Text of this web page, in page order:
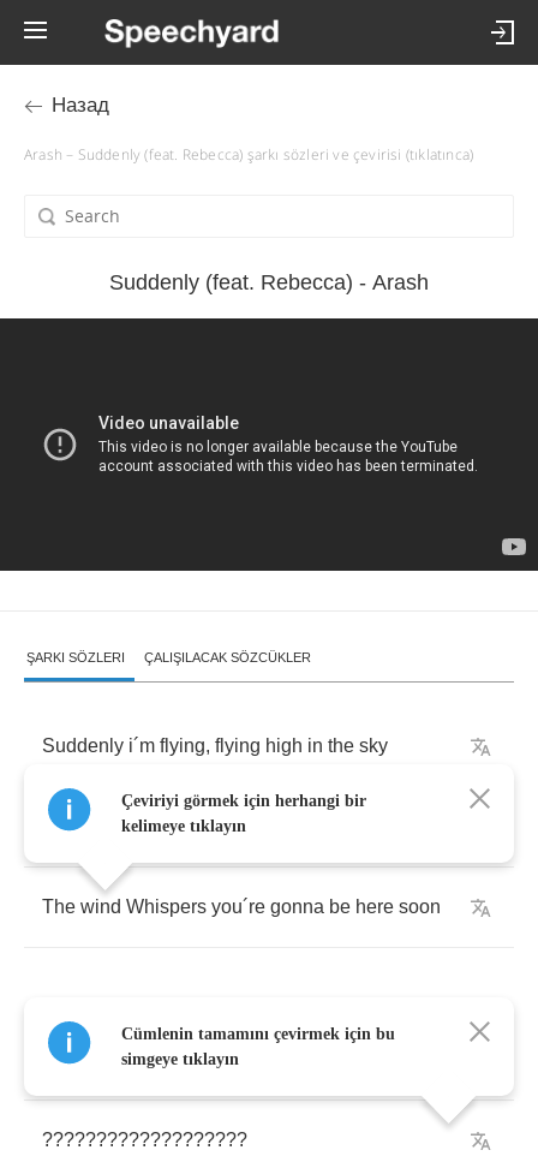
Назад
Arash – Suddenly (feat. Rebecca) şarkı sözleri ve çevirisi (tıklatınca)
Suddenly (feat. Rebecca) - Arash
ŞARKI SÖZLERI ÇALIŞILACAK SÖZCÜKLER
Suddenly i´m flying, flying high in the sky
can feel that i can catch
The wind Whispers you´re gonna be here soon
???????????????????
???????????????????
Çeviriyi görmek için herhangi bir
kelimeye tıklayın
Cümlenin tamamını çevirmek için bu
simgeye tıklayın